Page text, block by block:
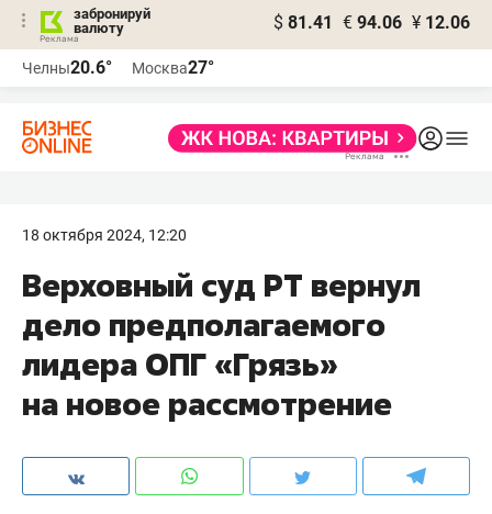
забронируй
валюту
$ 81.41 € 94.06 ¥ 12.06
Челны20.6° Москва27°
18 октября 2024, 12:20
Верховный суд РТ вернул
дело предполагаемого
лидера ОПГ «Грязь»
на новое рассмотрение